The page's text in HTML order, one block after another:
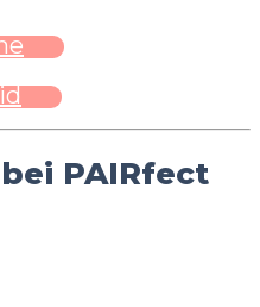
PAIRfect